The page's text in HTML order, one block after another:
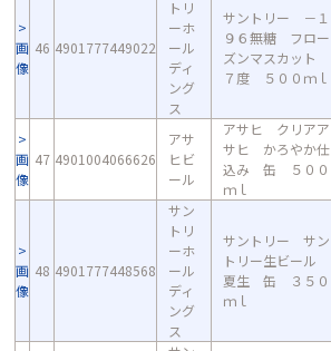
画
像
46 4901777449022
トリ
ーホ
ール
ディ
ング
ス
サントリー －１
９６無糖 フロー
ズンマスカット
７度 ５００ｍｌ
画
像
47 4901004066626
アサ
ヒビ
ール
アサヒ クリアア
サヒ かろやか仕
込み 缶 ５００
ｍｌ
画
像
48 4901777448568
サン
トリ
ーホ
ール
ディ
ング
ス
サントリー サン
トリー生ビール
夏生 缶 ３５０
ｍｌ